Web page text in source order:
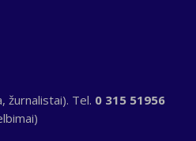
žurnalistai). Tel. 0 315 51956